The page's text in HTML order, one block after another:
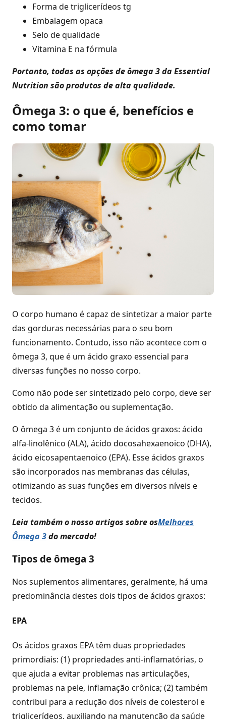
Forma de triglicerídeos tg
Embalagem opaca
Selo de qualidade
Vitamina E na fórmula
Portanto, todas as opções de ômega 3 da Essential
Nutrition são produtos de alta qualidade.
Ômega 3: o que é, benefícios e
como tomar
O corpo humano é capaz de sintetizar a maior parte
das gorduras necessárias para o seu bom
funcionamento. Contudo, isso não acontece com o
ômega 3, que é um ácido graxo essencial para
diversas funções no nosso corpo.
Como não pode ser sintetizado pelo corpo, deve ser
obtido da alimentação ou suplementação.
O ômega 3 é um conjunto de ácidos graxos: ácido
alfa-linolênico (ALA), ácido docosahexaenoico (DHA),
ácido eicosapentaenoico (EPA). Esse ácidos graxos
são incorporados nas membranas das células,
otimizando as suas funções em diversos níveis e
tecidos.
Leia também o nosso artigos sobre osMelhores
Ômega 3do mercado!
Tipos de ômega 3
Nos suplementos alimentares, geralmente, há uma
predominância destes dois tipos de ácidos graxos:
EPA
Os ácidos graxos EPA têm duas propriedades
primordiais: (1) propriedades anti-inflamatórias, o
que ajuda a evitar problemas nas articulações,
problemas na pele, inflamação crônica; (2) também
contribui para a redução dos níveis de colesterol e
triglicerídeos, auxiliando na manutenção da saúde